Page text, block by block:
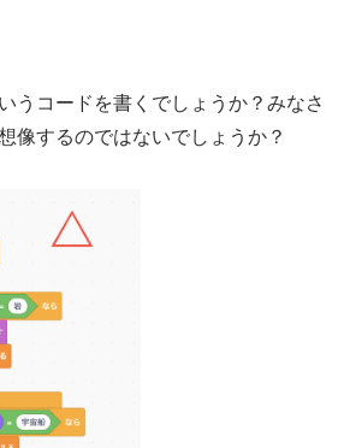
うコードを書くでしょうか？みなさ
像するのではないでしょうか？